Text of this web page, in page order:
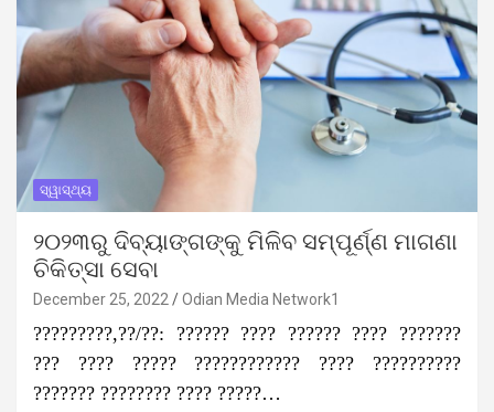
ସ୍ୱାସ୍ଥ୍ୟ
୨୦୨୩ରୁ ଦିବ୍ୟାଙ୍ଗଙ୍କୁ ମିଳିବ ସମ୍ପୂର୍ଣ୍ଣ ମାଗଣା
ଚିକିତ୍ସା ସେବା
December 25, 2022 Odian Media Network1
?????????,??/??: ?????? ???? ?????? ???? ???????
??? ???? ????? ???????????? ???? ??????????
??????? ???????? ???? ?????…